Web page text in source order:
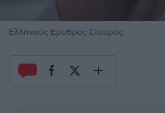
Ελληνικός Ερυθρός Σταυρός